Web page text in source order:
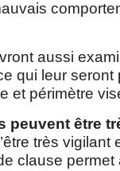
aussi
qui leur
et périmètre
peuvent être
très vigilant
clause permet